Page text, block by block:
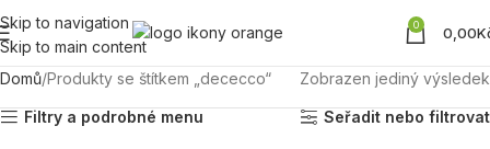
Skip to navigation
Skip to main content
0 0,00
Domů Produkty se štítkem „dececco“ Zobrazen jediný výsledek
Filtry a podrobné menu Seřadit nebo filtrovat